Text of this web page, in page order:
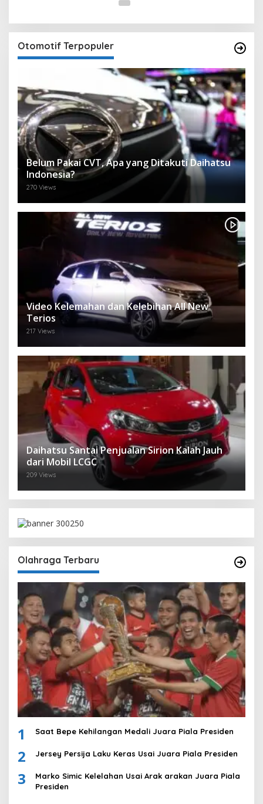
Otomotif Terpopuler
Belum Pakai CVT, Apa yang Ditakuti Daihatsu
Indonesia?
270 Views
Video Kelemahan dan Kelebihan All New
Terios
217 Views
Daihatsu Santai Penjualan Sirion Kalah Jauh
dari Mobil LCGC
209 Views
Olahraga Terbaru
1 Saat Bepe Kehilangan Medali Juara Piala Presiden
2 Jersey Persija Laku Keras Usai Juara Piala Presiden
3
Marko Simic Kelelahan Usai Arak arakan Juara Piala
Presiden